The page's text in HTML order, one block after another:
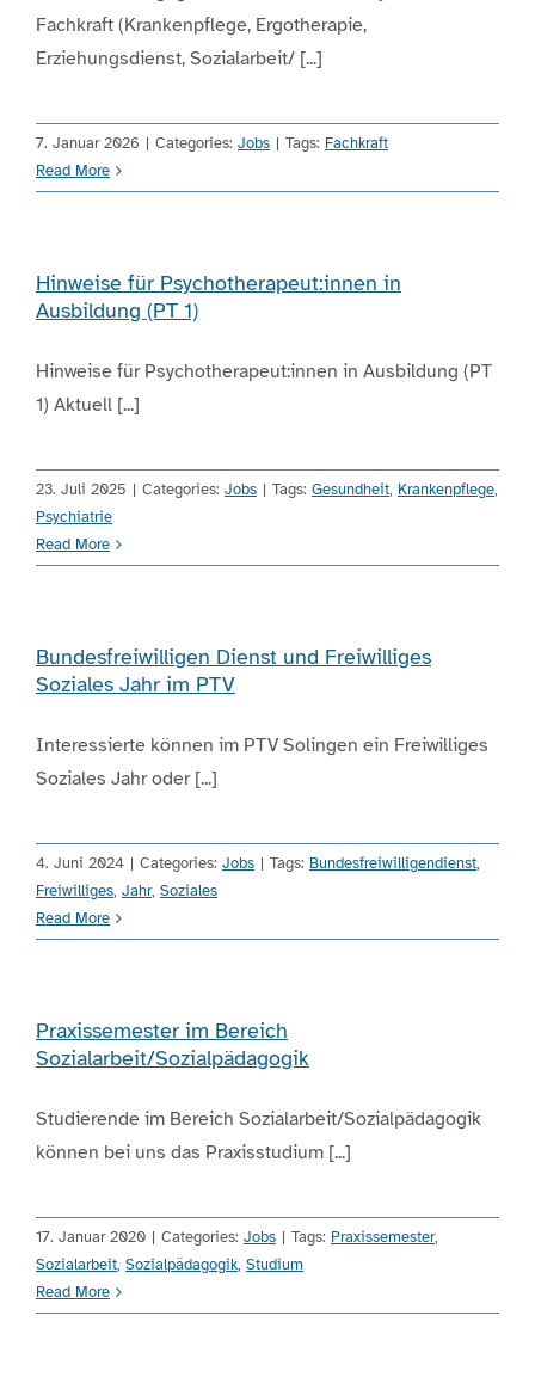
Fachkraft (Krankenpflege, Ergotherapie,
Erziehungsdienst, Sozialarbeit/ [...]
7. Januar 2026 | Categories: Jobs | Tags: Fachkraft
Read More
Hinweise für Psychotherapeut:innen in
Ausbildung (PT 1)
Hinweise für Psychotherapeut:innen in Ausbildung (PT
1) Aktuell [...]
23. Juli 2025 | Categories: Jobs | Tags: Gesundheit, Krankenpflege,
Psychiatrie
Read More
Bundesfreiwilligen Dienst und Freiwilliges
Soziales Jahr im PTV
Interessierte können im PTV Solingen ein Freiwilliges
Soziales Jahr oder [...]
4. Juni 2024 | Categories: Jobs | Tags: Bundesfreiwilligendienst,
Freiwilliges, Jahr, Soziales
Read More
Praxissemester im Bereich
Sozialarbeit/Sozialpädagogik
Studierende im Bereich Sozialarbeit/Sozialpädagogik
können bei uns das Praxisstudium [...]
17. Januar 2020 | Categories: Jobs | Tags: Praxissemester,
Sozialarbeit, Sozialpädagogik, Studium
Read More